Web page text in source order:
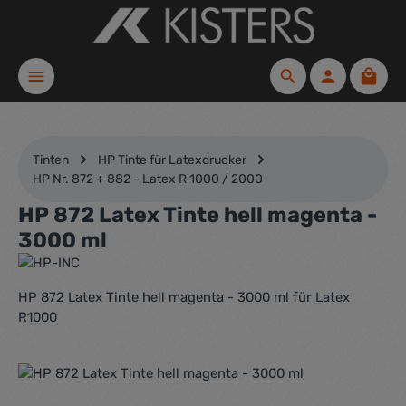
Zum Hauptinhalt springen
Tinten
HP Tinte für Latexdrucker
HP Nr. 872 + 882 - Latex R 1000 / 2000
HP 872 Latex Tinte hell magenta -
3000 ml
HP 872 Latex Tinte hell magenta - 3000 ml für Latex
R1000
Bildergalerie überspringen